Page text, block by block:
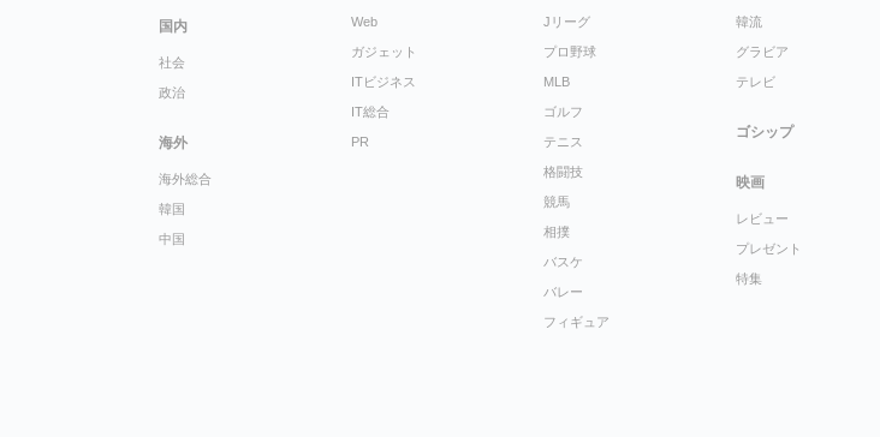
国内
社会
政治
海外
海外総合
韓国
中国
Web
ガジェット
ITビジネス
IT総合
PR
Jリーグ
プロ野球
MLB
ゴルフ
テニス
格闘技
競馬
相撲
バスケ
バレー
フィギュア
韓流
グラビア
テレビ
ゴシップ
映画
レビュー
プレゼント
特集